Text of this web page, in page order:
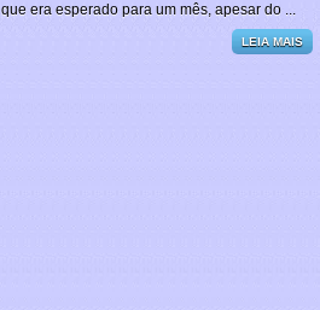
em
que era esperado para um mês, apesar do ...
LEIA MAIS